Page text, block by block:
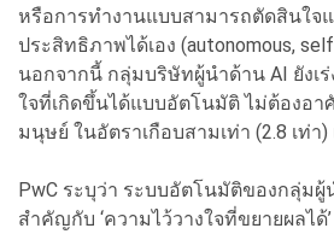
หรือการทำงานแบบสามารถตัดสินใจ
ประสิทธิภาพได้เอง (autonomous,
นอกจากนี้ กลุ่มบริษัทผู้นำด้าน AI ยังเ
ใจที่เกิดขึ้นได้แบบอัตโนมัติ ไม่ต้องอา
มนุษย์ ในอัตราเกือบสามเท่า (2.8 เท่
PwC ระบุว่า ระบบอัตโนมัติของกลุ่มผู้
สำคัญกับ ‘ความไว้วางใจที่ขยายผลได้